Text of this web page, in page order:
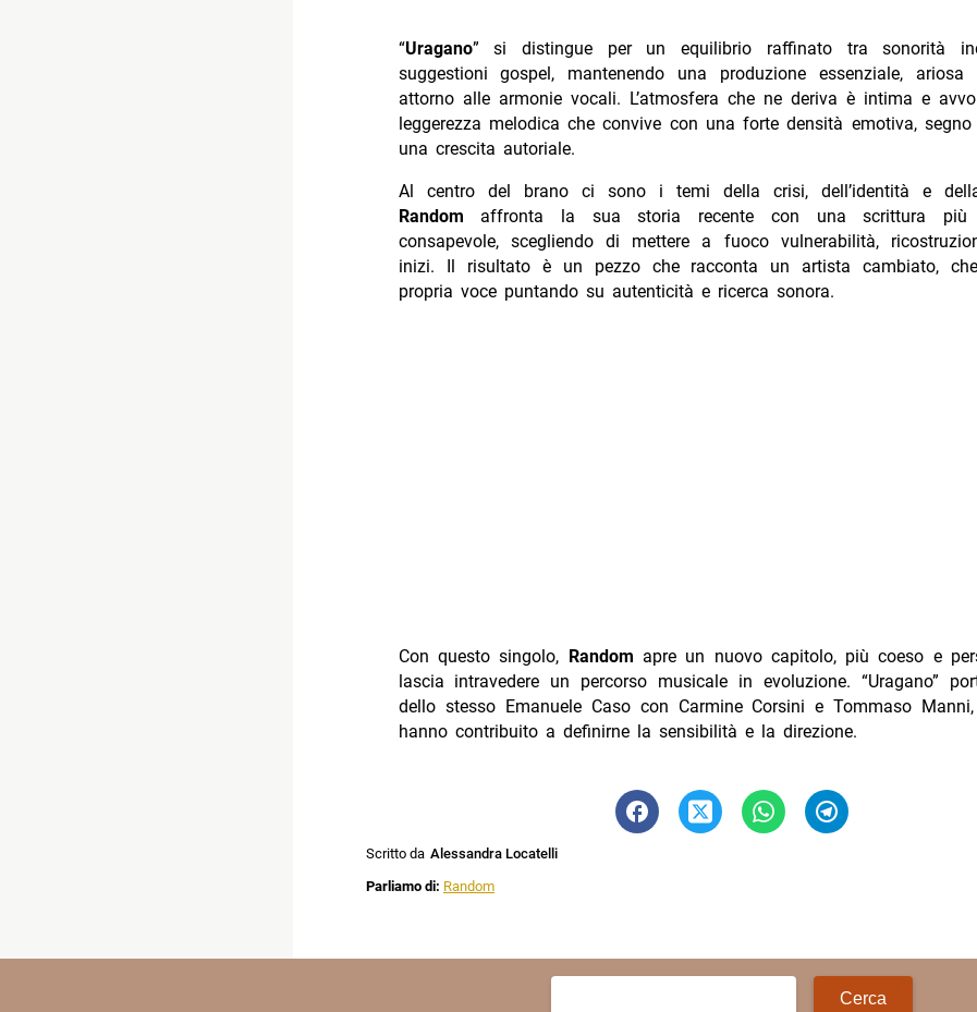
“Uragano” si distingue per un equilibrio raffinato tra sonorità
suggestioni gospel, mantenendo una produzione essenziale, ariosa
attorno alle armonie vocali. L’atmosfera che ne deriva è intima e
leggerezza melodica che convive con una forte densità emotiva, segno
una crescita autoriale.
Al centro del brano ci sono i temi della crisi, dell’identità e
Random affronta la sua storia recente con una scrittura più
consapevole, scegliendo di mettere a fuoco vulnerabilità,
inizi. Il risultato è un pezzo che racconta un artista cambiato,
propria voce puntando su autenticità e ricerca sonora.
Con questo singolo, Random apre un nuovo capitolo, più coeso e
lascia intravedere un percorso musicale in evoluzione. “Uragano”
dello stesso Emanuele Caso con Carmine Corsini e Tommaso
hanno contribuito a definirne la sensibilità e la direzione.
Scritto da Alessandra Locatelli
Parliamo di: Random
Ricerca